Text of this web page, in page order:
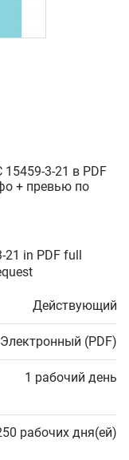
15459-3-21 в PDF
+ превью по
21 in PDF full
Действующий
Электронный (PDF)
1 рабочий день
рабочих дня(ей)